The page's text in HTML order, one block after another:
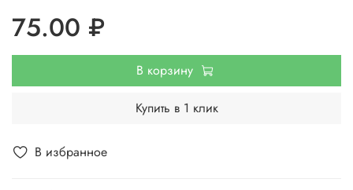
В избранное
75.00 ₽
В корзину
Купить в 1 клик